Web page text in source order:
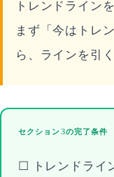
トレンドライン
まず「今はトレ
ら、ラインを引
セクション3の完了条件
☐ トレンドライ